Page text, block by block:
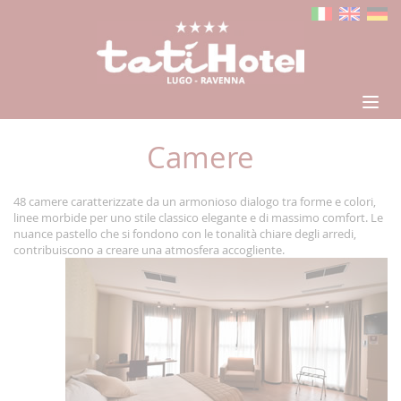
Camere
48 camere caratterizzate da un armonioso dialogo tra forme e colori,
linee morbide per uno stile classico elegante e di massimo comfort. Le
nuance pastello che si fondono con le tonalità chiare degli arredi,
contribuiscono a creare una atmosfera accogliente.